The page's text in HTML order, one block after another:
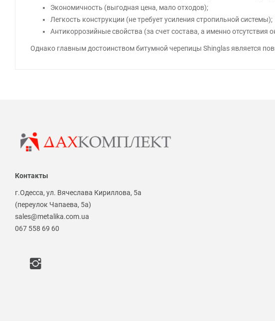
Экономичность (выгодная цена, мало отходов);
Легкость конструкции (не требует усиления стропильной системы);
Антикоррозийные свойства (за счет состава, а именно
Однако главным достоинством битумной черепицы Shinglas является
Контакты
г.Одесса, ул. Вячеслава Кириллова, 5а
(переулок Чапаева, 5а)
sales@metalika.com.ua
067 558 69 60